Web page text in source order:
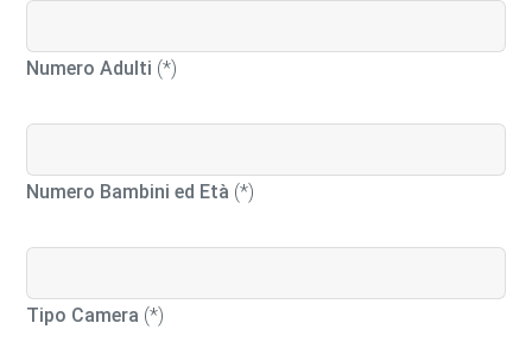
Numero Adulti (*)
Numero Bambini ed Età (*)
Tipo Camera (*)